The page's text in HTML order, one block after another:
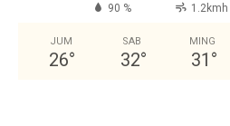
90 % 1.2kmh
JUM
26°
SAB
32°
MING
31 °